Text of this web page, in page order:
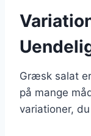
Græsk salat
på mange
variationer,